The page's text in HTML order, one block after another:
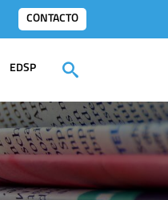
CONTACTO
EDSP